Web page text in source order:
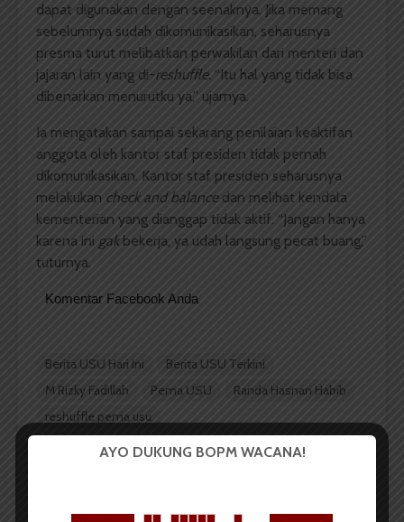
dapat digunakan dengan seenaknya. Jika memang
sebelumnya sudah dikomunikasikan, seharusnya
presma turut melibatkan perwakilan dari menteri dan
jajaran lain yang di-reshuffle. “Itu hal yang tidak bisa
dibenarkan menurutku ya,” ujarnya.
Ia mengatakan sampai sekarang penilaian keaktifan
anggota oleh kantor staf presiden tidak pernah
dikomunikasikan. Kantor staf presiden seharusnya
melakukan check and balance dan melihat kendala
kementerian yang dianggap tidak aktif. “Jangan hanya
karena ini gak bekerja, ya udah langsung pecat buang,”
tuturnya.
Komentar Facebook Anda
Berita USU Hari Ini
Berita USU Terkini
M Rizky Fadillah
Pema USU
Randa Hasnan Habib
reshuffle pema usu
AYO DUKUNG BOPM WACANA!